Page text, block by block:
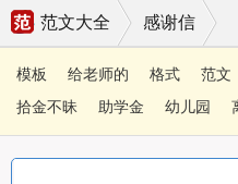
范文大全 感谢信
模板 给老师的 格式 范文
拾金不昧
助学金 幼儿园